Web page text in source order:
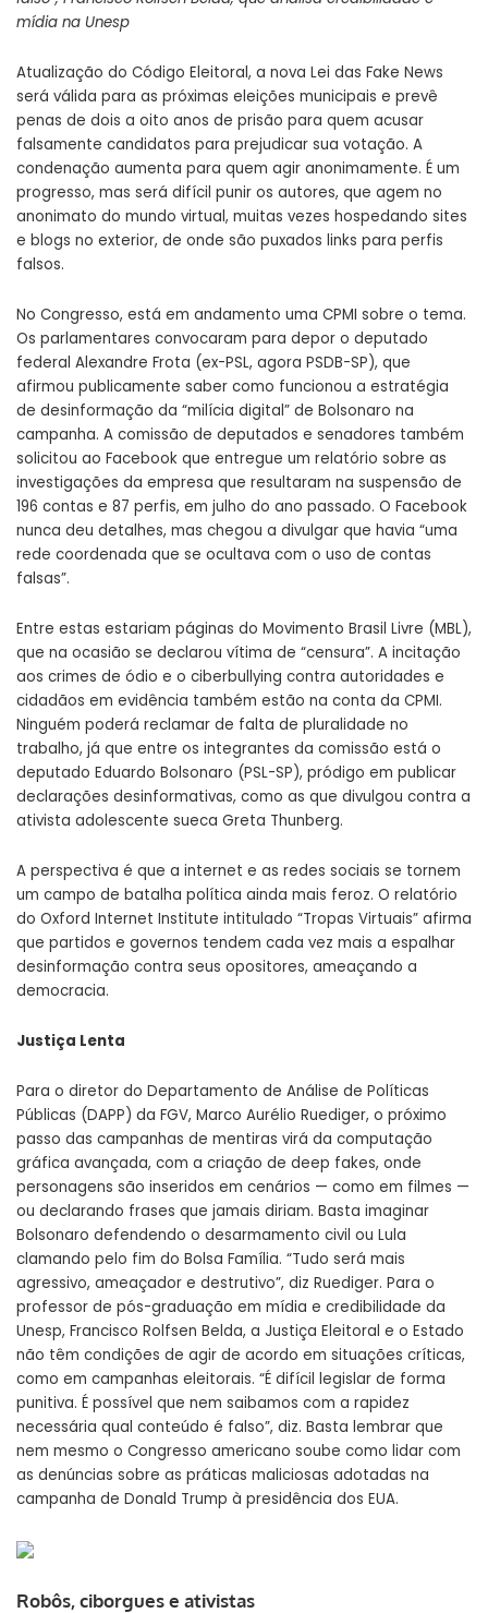
mídia na Unesp
Atualização do Código Eleitoral, a nova Lei das Fake News
será válida para as próximas eleições municipais e prevê
penas de dois a oito anos de prisão para quem acusar
falsamente candidatos para prejudicar sua votação. A
condenação aumenta para quem agir anonimamente. É um
progresso, mas será difícil punir os autores, que agem no
anonimato do mundo virtual, muitas vezes hospedando sites
e blogs no exterior, de onde são puxados links para perfis
falsos.
No Congresso, está em andamento uma CPMI sobre o tema.
Os parlamentares convocaram para depor o deputado
federal Alexandre Frota (ex-PSL, agora PSDB-SP), que
afirmou publicamente saber como funcionou a estratégia
de desinformação da “milícia digital” de Bolsonaro na
campanha. A comissão de deputados e senadores também
solicitou ao Facebook que entregue um relatório sobre as
investigações da empresa que resultaram na suspensão de
196 contas e 87 perfis, em julho do ano passado. O Facebook
nunca deu detalhes, mas chegou a divulgar que havia “uma
rede coordenada que se ocultava com o uso de contas
falsas”.
Entre estas estariam páginas do Movimento Brasil Livre (MBL),
que na ocasião se declarou vítima de “censura”. A incitação
aos crimes de ódio e o ciberbullying contra autoridades e
cidadãos em evidência também estão na conta da CPMI.
Ninguém poderá reclamar de falta de pluralidade no
trabalho, já que entre os integrantes da comissão está o
deputado Eduardo Bolsonaro (PSL-SP), pródigo em publicar
declarações desinformativas, como as que divulgou contra a
ativista adolescente sueca Greta Thunberg.
A perspectiva é que a internet e as redes sociais se tornem
um campo de batalha política ainda mais feroz. O relatório
do Oxford Internet Institute intitulado “Tropas Virtuais” afirma
que partidos e governos tendem cada vez mais a espalhar
desinformação contra seus opositores, ameaçando a
democracia.
Justiça Lenta
Para o diretor do Departamento de Análise de Políticas
Públicas (DAPP) da FGV, Marco Aurélio Ruediger, o próximo
passo das campanhas de mentiras virá da computação
gráfica avançada, com a criação de deep fakes, onde
personagens são inseridos em cenários — como em filmes —
ou declarando frases que jamais diriam. Basta imaginar
Bolsonaro defendendo o desarmamento civil ou Lula
clamando pelo fim do Bolsa Família. “Tudo será mais
agressivo, ameaçador e destrutivo”, diz Ruediger. Para o
professor de pós-graduação em mídia e credibilidade da
Unesp, Francisco Rolfsen Belda, a Justiça Eleitoral e o Estado
não têm condições de agir de acordo em situações críticas,
como em campanhas eleitorais. “É difícil legislar de forma
punitiva. É possível que nem saibamos com a rapidez
necessária qual conteúdo é falso”, diz. Basta lembrar que
nem mesmo o Congresso americano soube como lidar com
as denúncias sobre as práticas maliciosas adotadas na
campanha de Donald Trump à presidência dos EUA.
Robôs, ciborgues e ativistas